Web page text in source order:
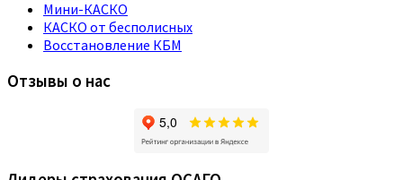
Мини-КАСКО
КАСКО от бесполисных
Восстановление КБМ
Отзывы о нас